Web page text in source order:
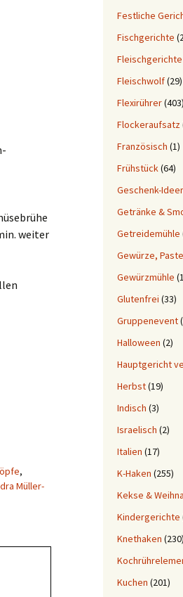
weiter
,
Müller-
Festliche
Fischgerichte
Fleischgerichte
Fleischwolf(29)
Flexirührer(403)
Flockeraufsatz
Französisch (1)
Frühstück(64)
Geschenk-
Getränke &
Getreidemühle
Gewürze,
Gewürzmühle
Glutenfrei (33)
Gruppenevent
Halloween (2)
Hauptgericht
Herbst(19)
Indisch (3)
Israelisch (2)
Italien (17)
K-Haken (255)
Kekse &
Kindergerichte
Knethaken (230)
Kuchen (201)